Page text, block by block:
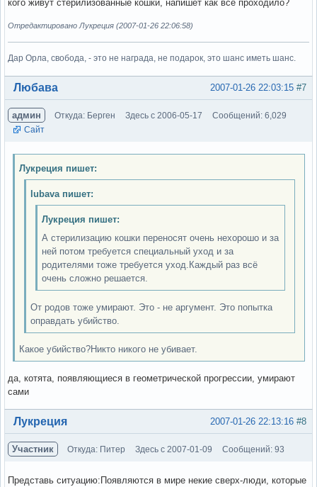
кого живут стерилизованные кошки, напишет как всё проходило?
Отредактировано Лукреция (2007-01-26 22:06:58)
Дар Орла, свобода, - это не награда, не подарок, это шанс иметь шанс.
Вне форума #7
2007-01-26 22:03:15
Любава
админ Откуда: Берген Здесь с 2006-05-17
Сообщений: 6,029
Сайт
Лукреция пишет:
lubava пишет:
Лукреция пишет:
А стерилизацию кошки переносят очень нехорошо и за
ней потом требуется специальный уход и за
родителями тоже требуется уход.Каждый раз всё
очень сложно решается.
От родов тоже умирают. Это - не аргумент. Это попытка
оправдать убийство.
Какое убийство?Никто никого не убивает.
да, котята, появляющиеся в геометрической прогрессии, умирают
сами
Вне форума #8
2007-01-26 22:13:16
Лукреция
Участник Откуда: Питер Здесь с 2007-01-09 Сообщений: 93
Представь ситуацию:Появляются в мире некие сверх-люди, которые